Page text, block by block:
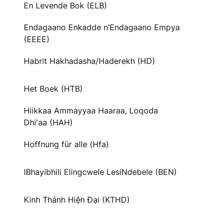
En Levende Bok (ELB)
Endagaano Enkadde n’Endagaano Empya
(EEEE)
Habrit Hakhadasha/Haderekh (HD)
Het Boek (HTB)
Hiikkaa Ammayyaa Haaraa, Loqoda
Dhiʼaa (HAH)
Hoffnung für alle (Hfa)
IBhayibhili Elingcwele LesiNdebele (BEN)
Kinh Thánh Hiện Đại (KTHD)